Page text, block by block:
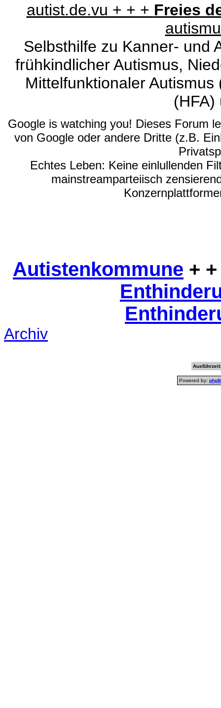
autist.de.vu + + + Freies
Selbsthilfe zu Kanner- und
frühkindlicher Autismus,
Mittelfunktionaler
(HFA)
Google is watching you! Dieses Forum
von Google oder andere Dritte (z.B.
Echtes Leben: Keine einlullenden
mainstreamparteiisch
Autistenkommune +
Archiv
Ausführzeit:
Powered by: